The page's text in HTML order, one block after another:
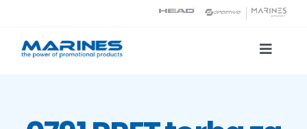
content
Toggle